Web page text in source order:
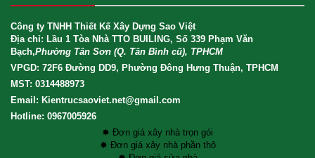
Công ty TNHH Thiết Kế Xây Dựng Sao Việt
Địa chỉ: Lầu 1 Tòa Nhà TTO BUILING, Số 339 Phạm Văn
Bạch,Phường Tân Sơn (Q. Tân Bình cũ), TPHCM
VPGD: 72F6 Đường DD9, Phường Đông Hưng Thuận, TPHCM
MST: 0314488973
Email: Kientrucsaoviet.net@gmail.com
Hotline: 0967005926
✸ Đơn giá xây nhà trọn gói
✸ Đơn giá xây nhà phần thô